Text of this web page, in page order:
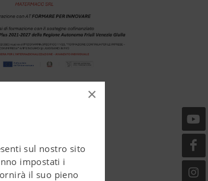
×
sul nostro sito
impostati i
il suo pieno